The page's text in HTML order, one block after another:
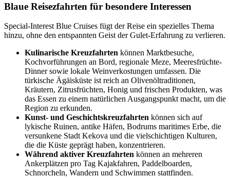
Blaue Reisezfahrten für besondere Interessen
Special-Interest Blue Cruises fügt der Reise ein spezielles Thema
hinzu, ohne den entspannten Geist der Gulet-Erfahrung zu verlieren.
Kulinarische Kreuzfahrten können Marktbesuche,
Kochvorführungen an Bord, regionale Meze, Meeresfrüchte-
Dinner sowie lokale Weinverkostungen umfassen. Die
türkische Ägäisküste ist reich an Olivenöltraditionen,
Kräutern, Zitrusfrüchten, Honig und frischen Produkten, was
das Essen zu einem natürlichen Ausgangspunkt macht, um die
Region zu erkunden.
Kunst- und Geschichtskreuzfahrten können sich auf
lykische Ruinen, antike Häfen, Bodrums maritimes Erbe, die
versunkene Stadt Kekova und die vielschichtigen Kulturen,
die die Küste geprägt haben, konzentrieren.
Während aktiver Kreuzfahrten können an mehreren
Ankerplätzen pro Tag Kajakfahren, Paddelboarden,
Schnorcheln, Wandern und Schwimmen stattfinden.